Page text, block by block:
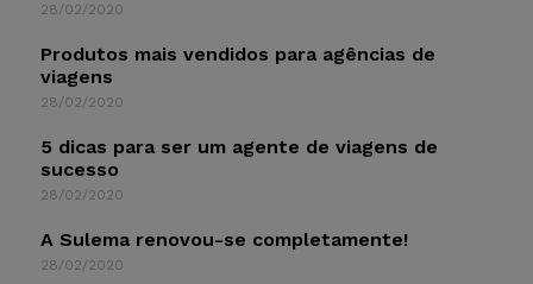
28/02/2020
Produtos mais vendidos para agências de
viagens
28/02/2020
5 dicas para ser um agente de viagens de
sucesso
28/02/2020
A Sulema renovou-se completamente!
28/02/2020